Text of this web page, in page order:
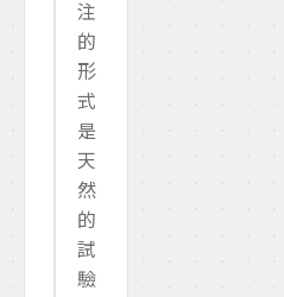
注
的
形
式
是
天
然
的
試
驗